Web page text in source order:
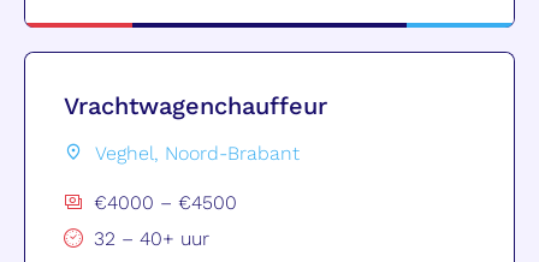
Vrachtwagenchauffeur
Veghel, Noord-Brabant
€4000 – €4500
32 – 40+ uur